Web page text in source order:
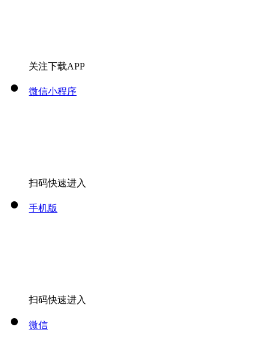
关注下载APP
微信小程序
扫码快速进入
手机版
扫码快速进入
微信